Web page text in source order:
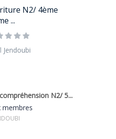
N2/ 4ème
...
Jendoubi
N2/ 5...
membres